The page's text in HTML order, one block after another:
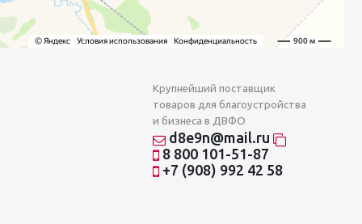
Крупнейший поставщик
товаров для благоустройства
и бизнеса в ДВФО
d8e9n@mail.ru
8 800 101-51-87
+7 (908) 992 42 58